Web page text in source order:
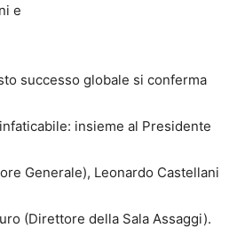
e
successo globale si conferma
insieme al Presidente
Generale), Leonardo Castellani
(Direttore della Sala Assaggi).